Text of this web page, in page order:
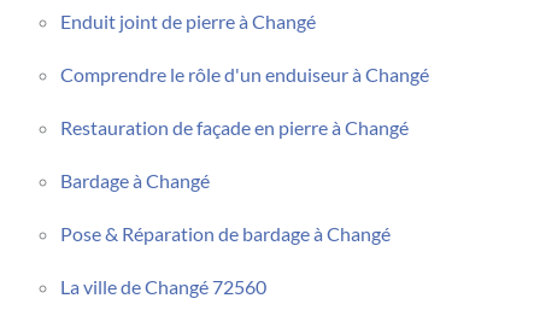
Enduit joint de pierre à Changé
Comprendre le rôle d'un enduiseur à Changé
Restauration de façade en pierre à Changé
Bardage à Changé
Pose & Réparation de bardage à Changé
La ville de Changé 72560